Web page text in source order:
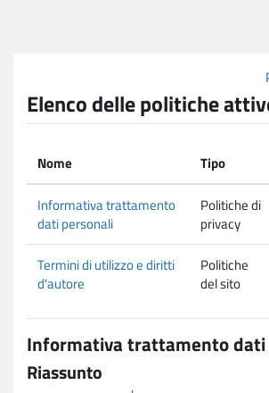
Elenco delle politiche
Nome Tipo
Informativa trattamento
dati personali
Politiche di
privacy
Termini di utilizzo e diritti
d'autore
Politiche
del sito
Informativa trattamento dati
Riassunto